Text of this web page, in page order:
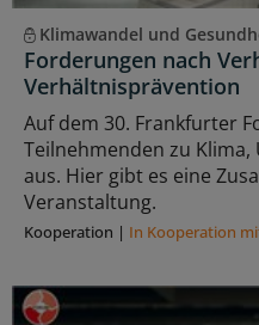
Klimawandel und
Forderungen nach
Verhältnisprävention
Auf dem 30. Frankfurter
Teilnehmenden zu
aus. Hier gibt es eine
Veranstaltung.
Kooperation | In Kooperation